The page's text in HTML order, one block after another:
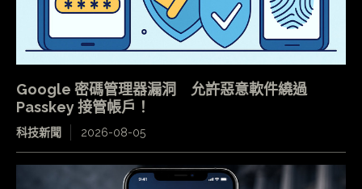
Google 密碼管理器漏洞 允許惡意軟件繞過
Passkey 接管帳戶！
科技新聞 2026-08-05